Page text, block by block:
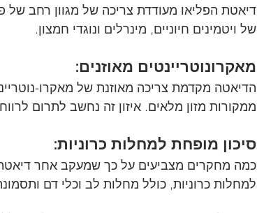
דיאטת הפליאו מעודדת צריכה של מגוון רחב של
של ויטמינים חיוניים, מינרלים ונוגדי חמצון.
מאקרונוטריינטים מאוזנים:
הדיאטה מקדמת צריכה מאוזנת של מאקרו-
ממקורות מזון מלאים. איזון זה נחשב לתרום
סיכון מופחת למחלות כרוניות:
כמה מחקרים מצביעים על כך שמעקב אחר דיאטה
למחלות כרוניות, כולל מחלות לב וכלי דם